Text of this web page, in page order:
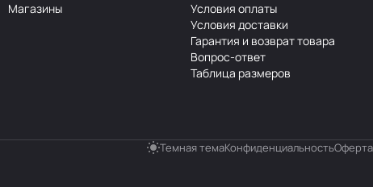
Магазины
Условия оплаты
Условия доставки
Гарантия и возврат товара
Вопрос-ответ
Таблица размеров
Темная темаКонфиденциальностьОферта